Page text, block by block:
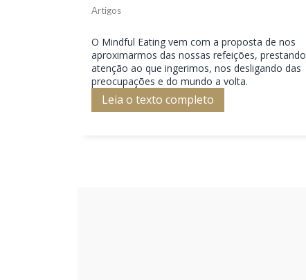
Artigos
O Mindful Eating vem com a proposta de nos
aproximarmos das nossas refeições, prestando
atenção ao que ingerimos, nos desligando das
preocupações e do mundo a volta.
Leia o texto completo